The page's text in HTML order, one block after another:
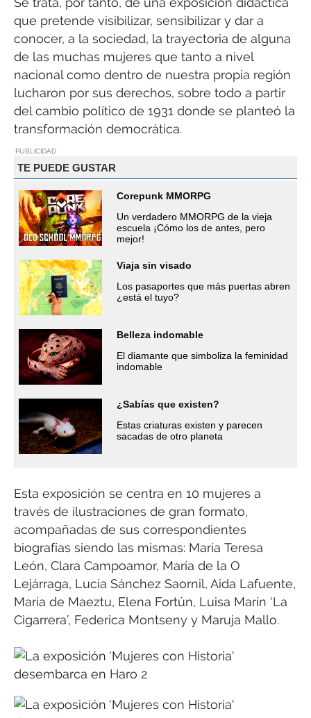
que pretende visibilizar, sensibilizar y dar a
conocer, a la sociedad, la trayectoria de alguna
de las muchas mujeres que tanto a nivel
nacional como dentro de nuestra propia región
lucharon por sus derechos, sobre todo a partir
del cambio político de 1931 donde se planteó la
transformación democrática.
PUBLICIDAD
TE PUEDE GUSTAR
Corepunk MMORPG
Un verdadero MMORPG de la vieja
escuela ¡Cómo los de antes, pero
mejor!
Viaja sin visado
Los pasaportes que más puertas abren
¿está el tuyo?
Belleza indomable
El diamante que simboliza la feminidad
indomable
¿Sabías que existen?
Estas criaturas existen y parecen
sacadas de otro planeta
Esta exposición se centra en 10 mujeres a
través de ilustraciones de gran formato,
acompañadas de sus correspondientes
biografías siendo las mismas: María Teresa
León, Clara Campoamor, María de la O
Lejárraga, Lucía Sánchez Saornil, Aida Lafuente,
María de Maeztu, Elena Fortún, Luisa Marín ‘La
Cigarrera’, Federica Montseny y Maruja Mallo.